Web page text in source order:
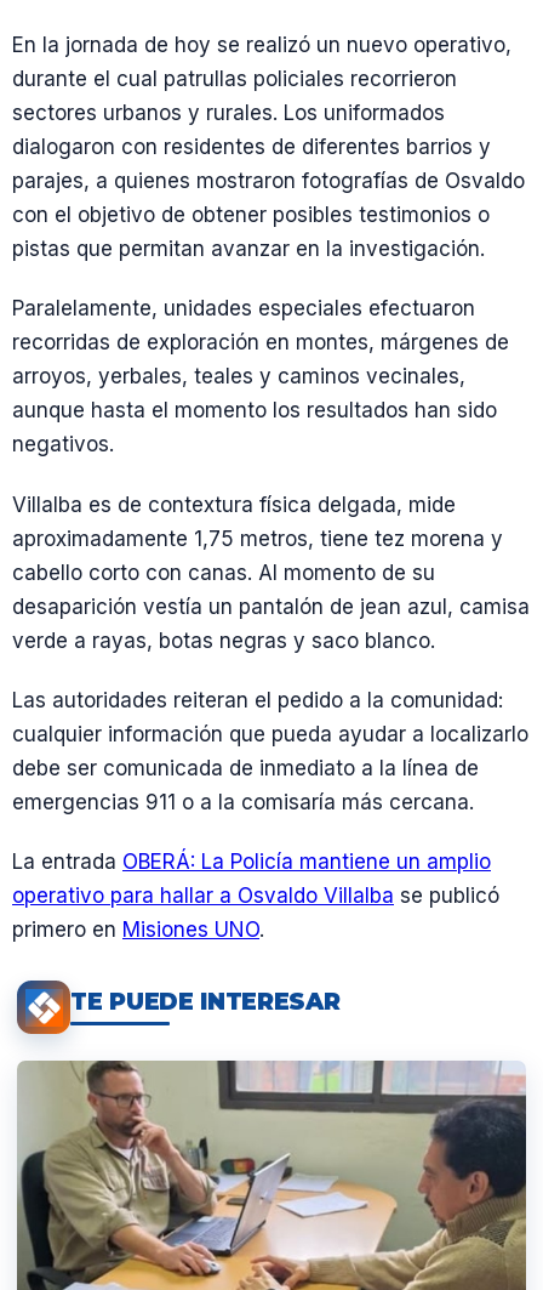
En la jornada de hoy se realizó un nuevo operativo,
durante el cual patrullas policiales recorrieron
sectores urbanos y rurales. Los uniformados
dialogaron con residentes de diferentes barrios y
parajes, a quienes mostraron fotografías de Osvaldo
con el objetivo de obtener posibles testimonios o
pistas que permitan avanzar en la investigación.
Paralelamente, unidades especiales efectuaron
recorridas de exploración en montes, márgenes de
arroyos, yerbales, teales y caminos vecinales,
aunque hasta el momento los resultados han sido
negativos.
Villalba es de contextura física delgada, mide
aproximadamente 1,75 metros, tiene tez morena y
cabello corto con canas. Al momento de su
desaparición vestía un pantalón de jean azul, camisa
verde a rayas, botas negras y saco blanco.
Las autoridades reiteran el pedido a la comunidad:
cualquier información que pueda ayudar a localizarlo
debe ser comunicada de inmediato a la línea de
emergencias 911 o a la comisaría más cercana.
La entrada OBERÁ: La Policía mantiene un amplio
operativo para hallar a Osvaldo Villalba se publicó
primero en Misiones UNO.
TE PUEDE INTERESAR